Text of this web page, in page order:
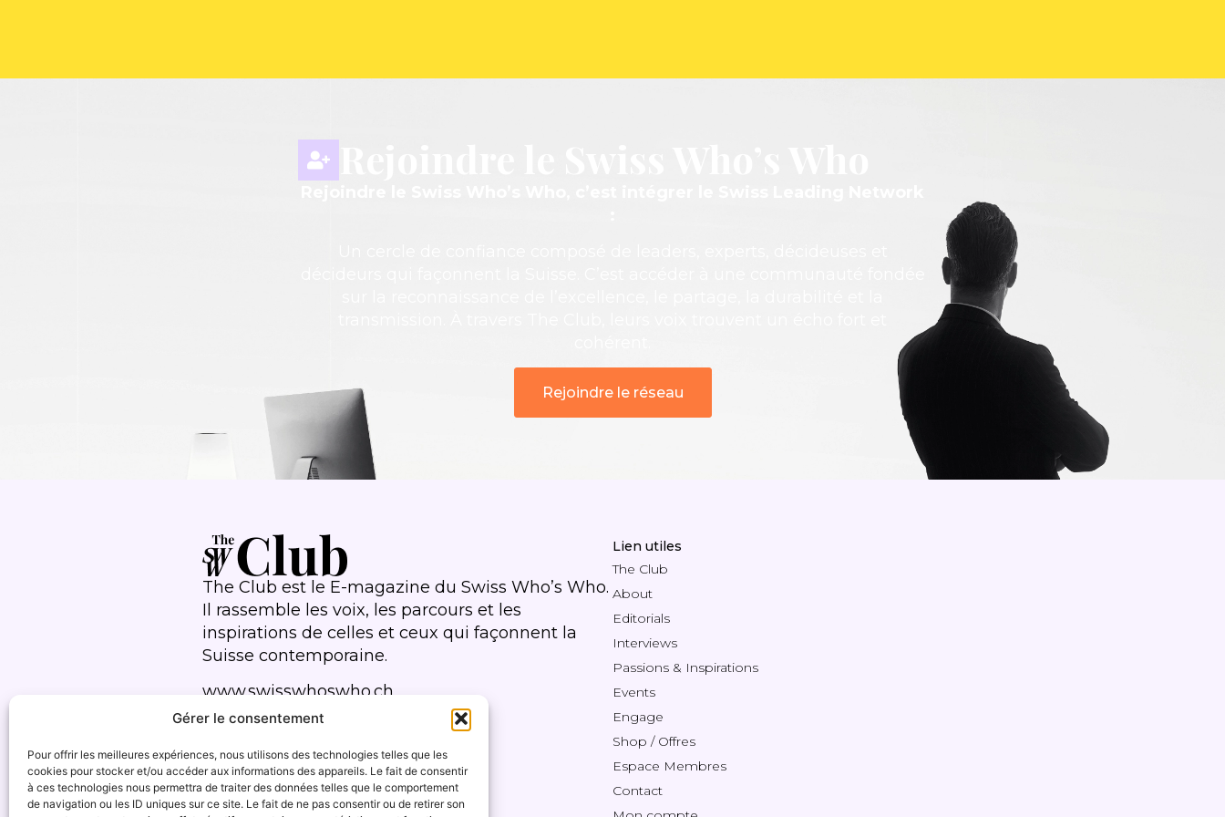
Gérer le consentement
Pour offrir les meilleures expériences, nous utilisons des technologies telles que les
cookies pour stocker et/ou accéder aux informations des appareils. Le fait de consentir
à ces technologies nous permettra de traiter des données telles que le comportement
de navigation ou les ID uniques sur ce site. Le fait de ne pas consentir ou de retirer son
Rejoindre le réseau
The Club est le E-magazine du Swiss Who’s Who.
Il rassemble les voix, les parcours et les
inspirations de celles et ceux qui façonnent la
Suisse contemporaine.
www.swisswhoswho.ch
Lien utiles
The Club
About
Editorials
Interviews
Passions & Inspirations
Events
Engage
Shop / Offres
Espace Membres
Contact